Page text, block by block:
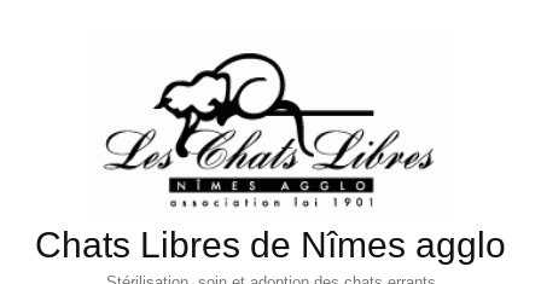
Chats Libres de Nîmes agglo